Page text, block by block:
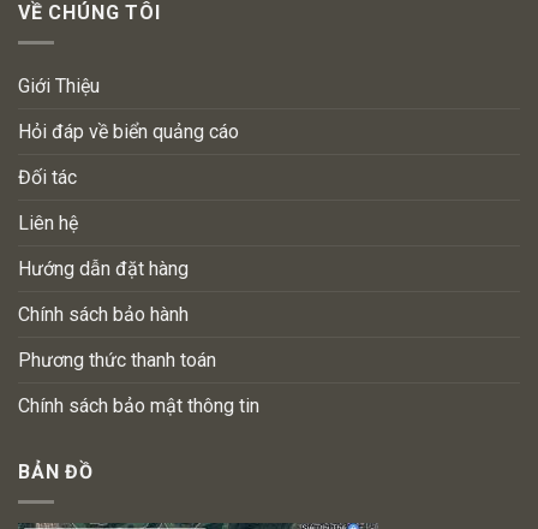
VỀ CHÚNG TÔI
Giới Thiệu
Hỏi đáp về biển quảng cáo
Đối tác
Liên hệ
Hướng dẫn đặt hàng
Chính sách bảo hành
Phương thức thanh toán
Chính sách bảo mật thông tin
BẢN ĐỒ